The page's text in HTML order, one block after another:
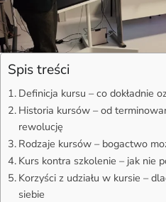
Spis treści
Definicja kursu – co dokładnie
Historia kursów – od
rewolucję
Rodzaje kursów – bogactwo
Kurs kontra szkolenie – jak nie
Korzyści z udziału w kursie –
siebie